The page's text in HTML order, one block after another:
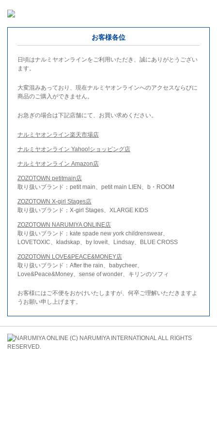
お客様各位
日頃はナルミヤオンラインをご利用いただき、誠にありがとうござい
ます。
大変混みあっており、現在ナルミヤオンラインへのアクセスならびに
商品のご購入ができません。
お急ぎの場合は下記店舗にて、お買い求めください。
ナルミヤオンライン楽天市場店
ナルミヤオンライン Yahoo!ショッピング店
ナルミヤオンライン Amazon店
ZOZOTOWN petitmain店
取り扱いブランド：petit main、petit main LIEN、b・ROOM
ZOZOTOWN X-girl Stages店
取り扱いブランド：X-girl Stages、XLARGE KIDS
ZOZOTOWN NARUMIYA ONLINE店
取り扱いブランド：kate spade new york childrenswear、
LOVETOXIC、kladskap、by loveit、Lindsay、BLUE CROSS
ZOZOTOWN LOVE&PEACE&MONEY店
取り扱いブランド：After the rain、babycheer、
Love&Peace&Money、sense of wonder、キリンのソフィ
お客様にはご不便をおかけいたしますが、何卒ご理解いただきますよ
うお願い申し上げます。